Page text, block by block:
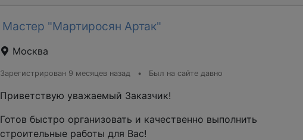
Мастер "Мартиросян Артак"
Москва
Зарегистрирован 9 месяцев назад • Был на сайте давно
Приветствую уважаемый Заказчик!
Готов быстро организовать и качественно выполнить
строительные работы для Вас!